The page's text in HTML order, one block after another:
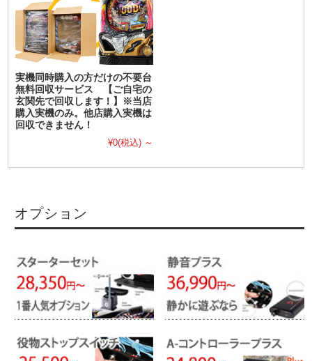
実機同時購入の方だけの不要台
無料回収サービス 【ご自宅の
玄関先で回収します！】※当店
購入実機のみ。他店購入実機は
回収できません！
¥0(税込) ～
オプション